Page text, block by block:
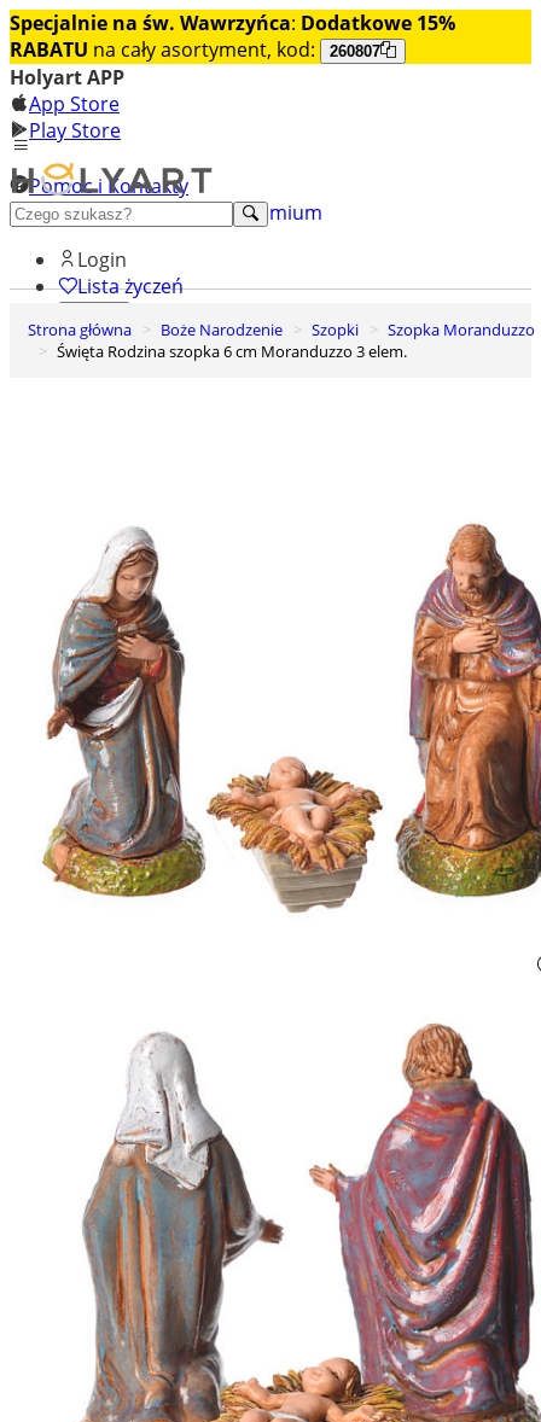
Specjalnie na św. Wawrzyńca: Dodatkowe 15%
RABATU na cały asortyment, kod: 260807
Holyart APP
App Store
Play Store
Pomoc i Kontakty
+48 222 922 860
Odkryj premium
Login
Lista życzeń
0
Koszyk
Strona główna Boże Narodzenie Szopki
Szopka Moranduzzo
Święta Rodzina szopka 6 cm Moranduzzo 3 elem.